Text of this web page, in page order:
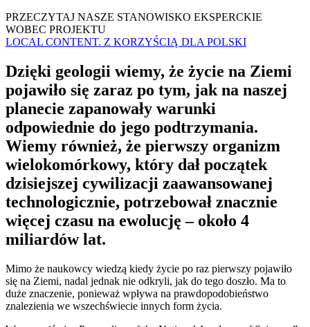
PRZECZYTAJ NASZE STANOWISKO EKSPERCKIE
WOBEC PROJEKTU
LOCAL CONTENT. Z KORZYŚCIĄ DLA POLSKI
Dzięki geologii wiemy, że życie na Ziemi
pojawiło się zaraz po tym, jak na naszej
planecie zapanowały warunki
odpowiednie do jego podtrzymania.
Wiemy również, że pierwszy organizm
wielokomórkowy, który dał początek
dzisiejszej cywilizacji zaawansowanej
technologicznie, potrzebował znacznie
więcej czasu na ewolucję – około 4
miliardów lat.
Mimo że naukowcy wiedzą kiedy życie po raz pierwszy pojawiło
się na Ziemi, nadal jednak nie odkryli, jak do tego doszło. Ma to
duże znaczenie, ponieważ wpływa na prawdopodobieństwo
znalezienia we wszechświecie innych form życia.